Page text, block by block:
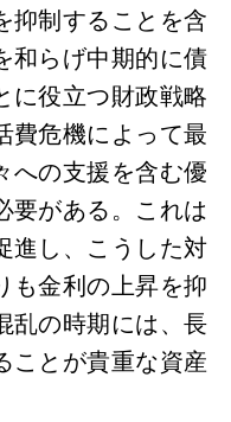
抑制することを含
和らげ中期的に債
に役立つ財政戦略
費危機によって最
への支援を含む優
要がある。これは
進し、こうした対
も金利の上昇を抑
乱の時期には、長
ことが貴重な資産